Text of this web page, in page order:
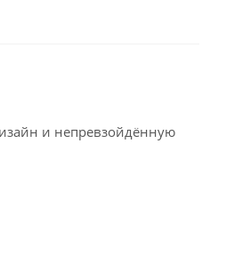
и непревзойдённую